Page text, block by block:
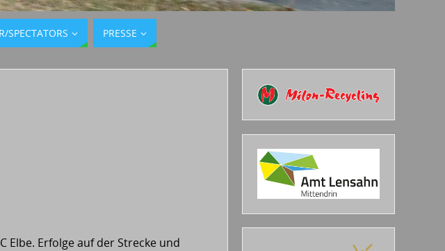
SPECTATORS PRESSE
Elbe. Erfolge auf der Strecke und